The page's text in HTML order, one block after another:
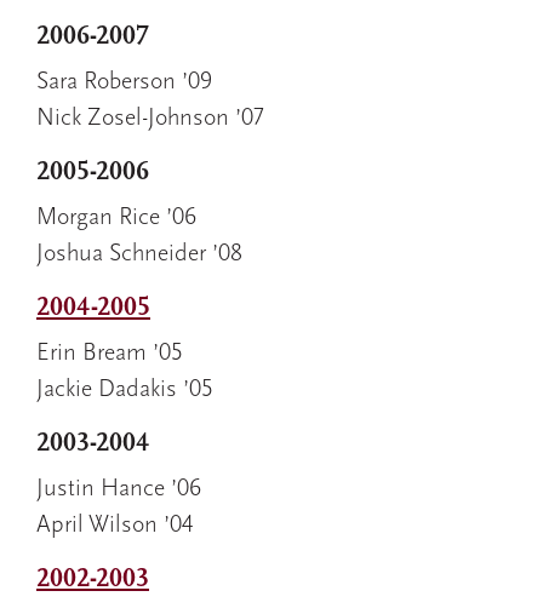
2006-2007
Sara Roberson ’09
Nick Zosel-Johnson ’07
2005-2006
Morgan Rice ’06
Joshua Schneider ’08
2004-2005
Erin Bream ’05
Jackie Dadakis ’05
2003-2004
Justin Hance ’06
April Wilson ’04
2002-2003